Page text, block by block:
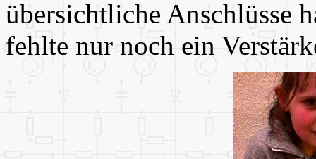
übersichtliche Anschlüsse
fehlte nur noch ein